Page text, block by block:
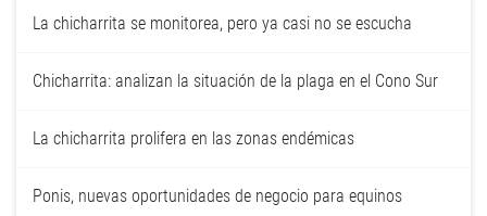
La chicharrita se monitorea, pero ya casi no se escucha
Chicharrita: analizan la situación de la plaga en el Cono Sur
La chicharrita prolifera en las zonas endémicas
Ponis, nuevas oportunidades de negocio para equinos